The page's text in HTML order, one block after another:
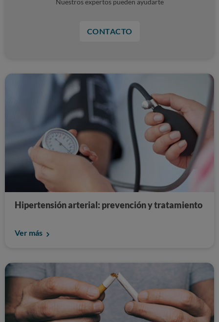
Nuestros expertos pueden ayudarte
CONTACTO
Hipertensión arterial: prevención y tratamiento
Ver más